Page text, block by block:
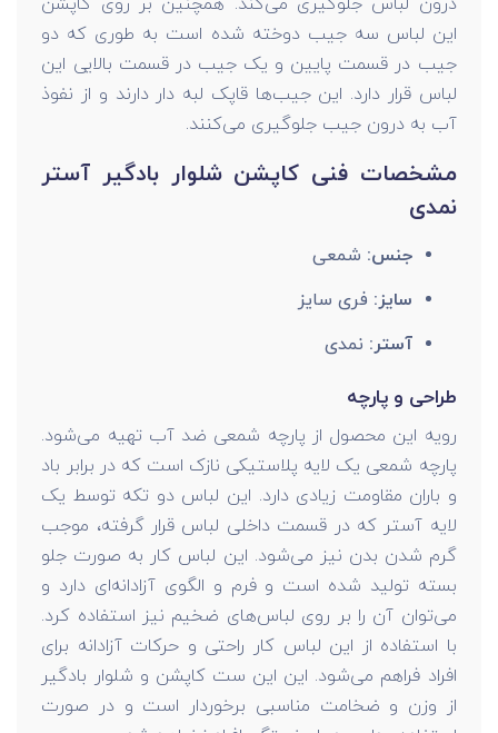
این لباس سه جیب دوخته شده است به طوری که دو
جیب در قسمت پایین و یک جیب در قسمت بالایی این
لباس قرار دارد. این جیب‌ها قاپک لبه دار دارند و از نفوذ
آب به درون جیب جلوگیری می‌کنند.
مشخصات فنی کاپشن شلوار بادگیر آستر
نمدی
جنس: شمعی
سایز: فری سایز
آستر: نمدی
طراحی و پارچه
رویه این محصول از پارچه شمعی ضد آب تهیه می‌شود.
پارچه شمعی یک لایه پلاستیکی نازک است که در برابر باد
و باران مقاومت زیادی دارد. این لباس دو تکه توسط یک
لایه آستر که در قسمت داخلی لباس قرار گرفته، موجب
گرم شدن بدن نیز می‌شود. این لباس کار به صورت جلو
بسته تولید شده است و فرم و الگوی آزادانه‌ای دارد و
می‌توان آن را بر روی لباس‌های ضخیم نیز استفاده کرد.
با استفاده از این لباس کار راحتی و حرکات آزادانه برای
افراد فراهم می‌شود. این این ست کاپشن و شلوار بادگیر
از وزن و ضخامت مناسبی برخوردار است و در صورت